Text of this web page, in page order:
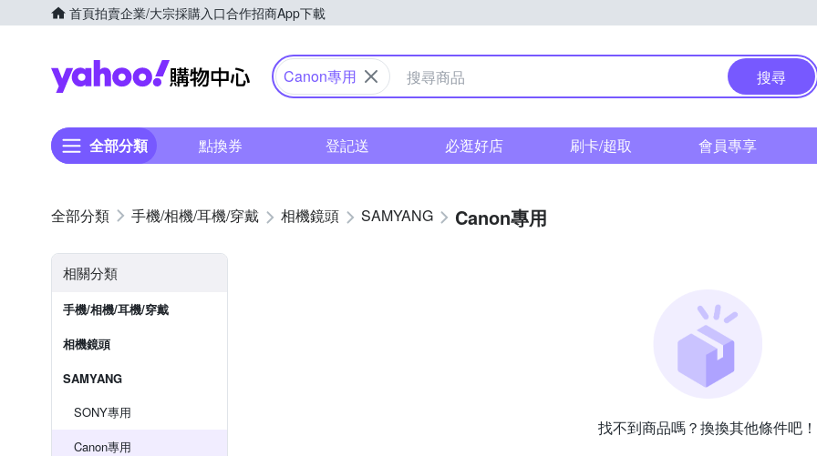
首頁拍賣企業/大宗採購入口合作招商App下載
Yahoo購物中心
Canon專用 搜尋
全部分類 點換券 登記送 必逛好店 刷卡/超取 會員專享
手機/相機/耳機/穿戴 相機鏡頭 SAMYANG Canon專用
相關分類
手機/相機/耳機/穿戴
相機鏡頭
SAMYANG
SONY專用
Canon專用
找不到商品嗎？換換其他條件吧！